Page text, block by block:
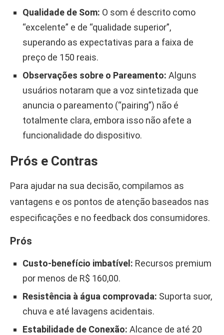
Qualidade de Som: O som é descrito como
“excelente” e de “qualidade superior”,
superando as expectativas para a faixa de
preço de 150 reais.
Observações sobre o Pareamento: Alguns
usuários notaram que a voz sintetizada que
anuncia o pareamento (“pairing”) não é
totalmente clara, embora isso não afete a
funcionalidade do dispositivo.
Prós e Contras
Para ajudar na sua decisão, compilamos as
vantagens e os pontos de atenção baseados nas
especificações e no feedback dos consumidores.
Prós
Custo-benefício imbatível: Recursos premium
por menos de R$ 160,00.
Resistência à água comprovada: Suporta suor,
chuva e até lavagens acidentais.
Estabilidade de Conexão: Alcance de até 20